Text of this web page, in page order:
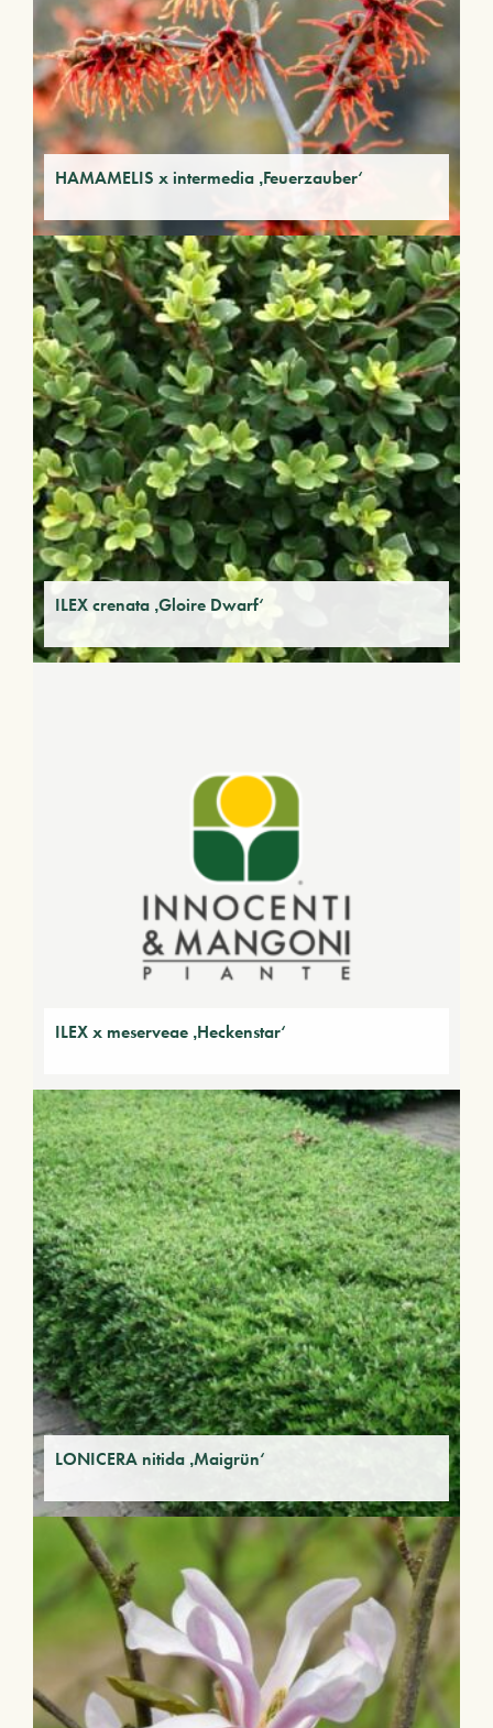
HAMAMELIS x intermedia ‚Feuerzauber‘
ILEX crenata ‚Gloire Dwarf‘
ILEX x meserveae ‚Heckenstar‘
LONICERA nitida ‚Maigrün‘